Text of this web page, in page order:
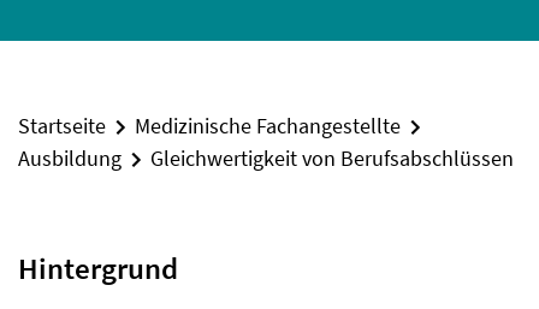
Startseite
Medizinische Fachangestellte
Ausbildung
Gleichwertigkeit von Berufsabschlüssen
Hintergrund